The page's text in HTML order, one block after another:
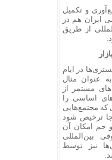
و تکمیل
ایران هم در
از طریق
در ایام
عنوان مثال
مستمر از
اساسی را
که مجتمع‌هایی
ترخیص شود
و جم امکان آن
بین‌المللی
نیز توسط